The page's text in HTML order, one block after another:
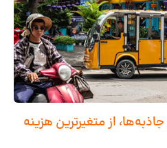
از متغیرترین هزینه